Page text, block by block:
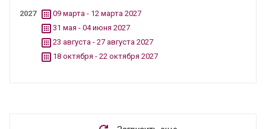
2027
09 марта - 12 марта 2027
31 мая - 04 июня 2027
23 августа - 27 августа 2027
18 октября - 22 октября 2027